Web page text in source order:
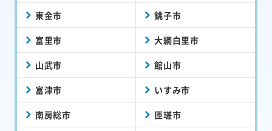
東金市 銚子市
富里市 大網白里市
山武市 館山市
富津市 いすみ市
南房総市 匝瑳市